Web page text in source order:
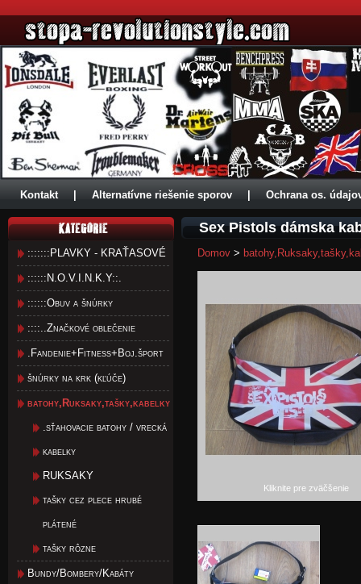
Kontakt Alternatívne riešenie sporov Ochrana os.
:::::::PLAVKY - KRAŤASOVÉ
::::::N.O.V.I.N.K.Y::.
::::::Obuv a šnúrky
::::..Značkové oblečenie
.Fandenie+Fitness+Boj.šport
šnúrky na krk (kľúče)
batohy,Ruksaky,tašky,kabelky
.sťahovacie batohy / vrecká
kabelky
RUKSAKY
tašky cez plece hrubé
plátené
tašky rôzne
Bundy/Bombery/Kabáty
Sex Pistols dámska
Domov >
Kliknite pre zväčšenie